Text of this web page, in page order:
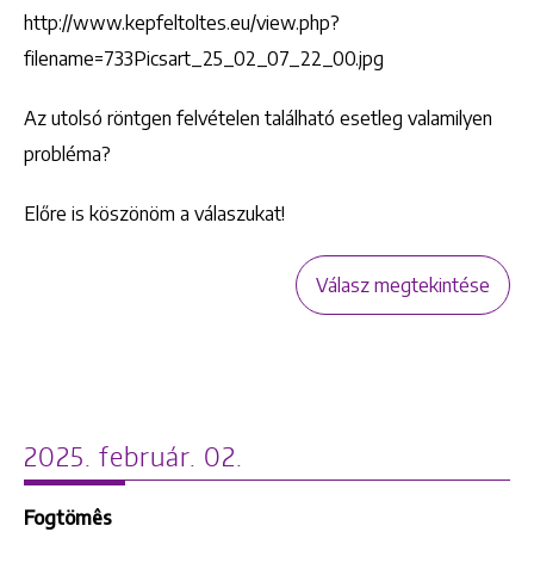
http://www.kepfeltoltes.eu/view.php?
filename=733Picsart_25_02_07_22_00.jpg
Az utolsó röntgen felvételen található esetleg valamilyen
probléma?
Előre is köszönöm a válaszukat!
Válasz megtekintése
2025. február. 02.
Fogtömês